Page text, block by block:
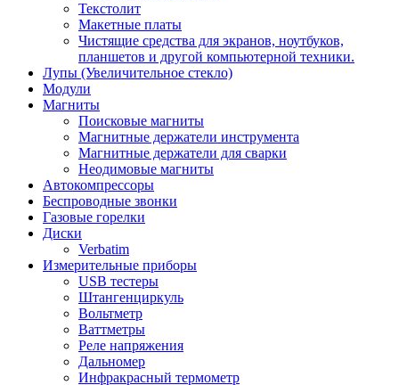
Текстолит
Макетные платы
Чистящие средства для экранов, ноутбуков,
планшетов и другой компьютерной техники.
Лупы (Увеличительное стекло)
Модули
Магниты
Поисковые магниты
Магнитные держатели инструмента
Магнитные держатели для сварки
Неодимовые магниты
Автокомпрессоры
Беспроводные звонки
Газовые горелки
Диски
Verbatim
Измерительные приборы
USB тестеры
Штангенциркуль
Вольтметр
Ваттметры
Реле напряжения
Дальномер
Инфракрасный термометр